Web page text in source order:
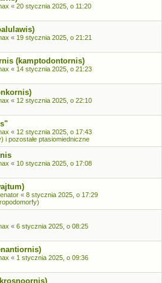
« 20 stycznia 2025, o 11:20
« 19 stycznia 2025, o 21:21
(kamptodontornis)
« 14 stycznia 2025, o 21:23
« 12 stycznia 2025, o 22:10
« 12 stycznia 2025, o 17:43
i pozostałe ptasiomiedniczne
« 10 stycznia 2025, o 17:08
« 8 stycznia 2025, o 17:29
« 6 stycznia 2025, o 08:25
« 1 stycznia 2025, o 09:36